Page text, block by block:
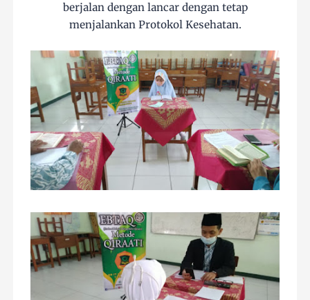
berjalan dengan lancar dengan tetap
menjalankan Protokol Kesehatan.